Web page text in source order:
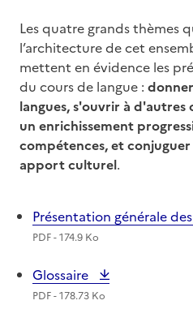
Les quatre grands thèmes
l’architecture de cet
mettent en évidence les
du cours de langue :
langues, s'ouvrir à
un enrichissement
compétences, et
apport culturel.
Présentation générale
PDF - 174.9 Ko
Glossaire
PDF - 178.73 Ko